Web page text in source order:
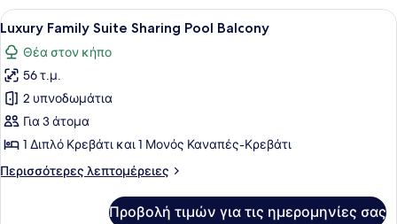
Bungalow
Sharing
Προβολή
όλων
των
φωτογραφιών
για
Luxury
Family
Sharing
Ένα δωμάτιο ξενοδοχείου με ένα
13
Luxury Family Suite Sharing Pool Balcony
Θέα στον κήπο
56 τ.μ.
2 υπνοδωμάτια
Για 3 άτομα
1 Διπλό Κρεβάτι και 1 Μονός Καναπές-Κρεβάτι
Περισσότερες λεπτομέρειες
Περισσότερες
Προβολή τιμών για τις ημερομηνίες σας